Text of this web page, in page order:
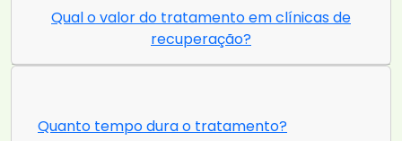
Qual o valor do tratamento em clínicas de
recuperação?
Quanto tempo dura o tratamento?